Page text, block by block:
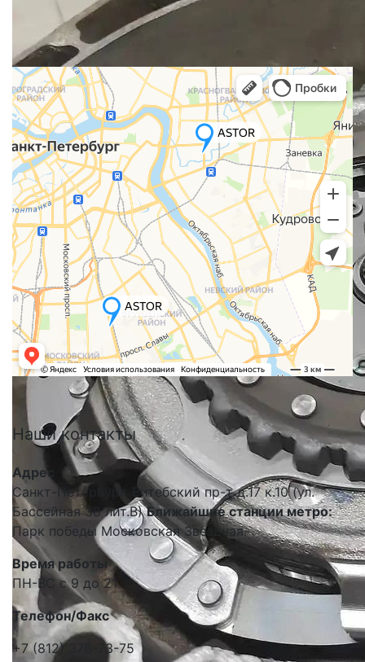
Нашиконтакты
Адрес
Санкт-Петербург, Витебский пр-т д.17 к.10 (ул.
Бассейная 38 лит.В)Ближайшие станции метро:
Парк победы Московская Звездная.
Время работы
ПН-ВС с 9 до 21
Телефон/Факс
+7 (812) 378-73-75